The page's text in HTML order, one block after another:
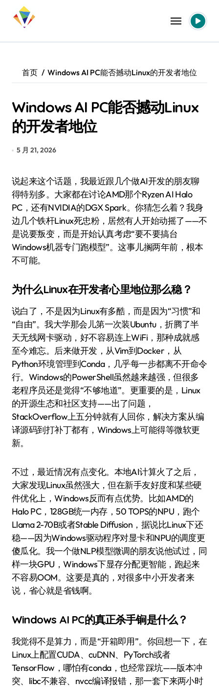
首页 Windows AI PC能否撼动Linux的开发者地位
Windows AI PC能否撼动Linux
的开发者地位
5 月 21, 2026
说起来这个话题，我最近跟几个做AI开发的朋友聊
得特别多。大家都在讨论AMD那个Ryzen AI Halo
PC，还有NVIDIA的DGX Spark。你猜怎么着？我身
边几个铁杆Linux死忠粉，居然有人开始动摇了——不
是说要叛变，而是开始认真考虑“要不要搞台
Windows机器专门跑模型”。这事儿搁两年前，根本
不可能。
为什么Linux在开发者心里地位那么稳？
说白了，不是因为Linux有多酷，而是因为“习惯”和
“自由”。我大学那会儿第一次装Ubuntu，折腾了半
天无线网卡驱动，好不容易连上WiFi，那种成就感
至今难忘。后来做开发，从Vim到Docker，从
Python环境管理到Conda，几乎每一步都离不开命令
行。Windows的PowerShell虽然越来越强，但很多
老程序员还是觉得“不够地道”。更重要的是，Linux
的开源生态和社区支持——出了问题，
StackOverflow上五分钟就有人回你，解决方案从编
译源码到打补丁都有，Windows上可能得等微软更
新。
不过，最近情况有点变化。本地AI计算火了之后，
大家发现Linux虽然强大，但在新手友好度和某些硬
件优化上，Windows反而有点优势。比如AMD的
Halo PC，128GB统一内存，50 TOPS的NPU，跑个
Llama 2-70B或者Stable Diffusion，据说比Linux下还
稳——因为Windows驱动程序对显卡和NPU的调度更
傻瓜化。我一个做NLP模型微调的朋友说他试过，同
样一块GPU，Windows下显存分配更智能，跑起来
不容易OOM。这要是真的，对很多中小开发者来
说，省心就是省钱啊。
Windows AI PC的真正杀手锏是什么？
我觉得不是算力，而是“开箱即用”。你回想一下，在
Linux上配置CUDA、cuDNN、PyTorch或者
TensorFlow，哪怕有conda，也经常踩坑——版本冲
突、libc不兼容、nvcc编译报错，那一套下来两小时